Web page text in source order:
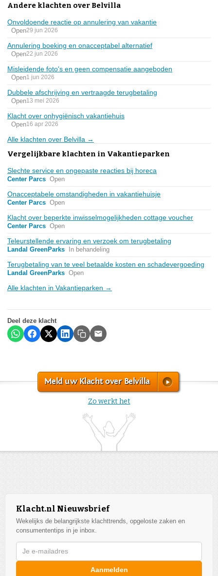
Andere klachten over Belvilla
Onvoldoende reactie op annulering van vakantie
Open29 jun 2026
Annulering boeking en onacceptabel alternatief
Open22 jun 2026
Misleidende foto's en geen compensatie aangeboden
Open1 jun 2026
Dubbele afschrijving en vertraagde terugbetaling
Open13 mei 2026
Klacht over onhygiënisch vakantiehuis
Open16 apr 2026
Alle klachten over Belvilla →
Vergelijkbare klachten in Vakantieparken
Slechte service en ongepaste reacties bij horeca
Center Parcs Open
Onacceptabele omstandigheden in vakantiehuisje
Center Parcs Open
Klacht over beperkte inwisselmogelijkheden cottage voucher
Center Parcs Open
Teleurstellende ervaring en verzoek om terugbetaling
Landal GreenParks In behandeling
Terugbetaling van te veel betaalde kosten en schadevergoeding
Landal GreenParks Open
Alle klachten in Vakantieparken →
Deel deze klacht
Meld uw Klacht over Belvilla
Zo werkt het
Klacht.nl Nieuwsbrief
Wekelijks de belangrijkste klachttrends, opgeloste zaken en
consumententips in je inbox.
Aanmelden